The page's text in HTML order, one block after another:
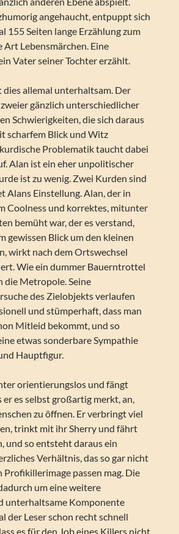
angehaucht, entpuppt sich
155 Seiten lange Erzählung zum
Art Lebensmärchen. Eine
Vater seiner Tochter erzählt.
dies allemal unterhaltsam. Der
gänzlich unterschiedlicher
Schwierigkeiten, die sich daraus
scharfem Blick und Witz
Problematik taucht dabei
Alan ist ein eher unpolitischer
ist zu wenig. Zwei Kurden sind
Alans Einstellung. Alan, der in
Coolness und korrektes, mitunter
bemüht war, der es verstand,
gewissen Blick um den kleinen
wirkt nach dem Ortswechsel
Wie ein dummer Bauerntrottel
die Metropole. Seine
des Zielobjekts verlaufen
und stümperhaft, dass man
Mitleid bekommt, und so
etwas sonderbare Sympathie
Hauptfigur.
orientierungslos und fängt
er es selbst großartig merkt, an,
zu öffnen. Er verbringt viel
trinkt mit ihr Sherry und fährt
und so entsteht daraus ein
Verhältnis, das so gar nicht
Profikillerimage passen mag. Die
um eine weitere
unterhaltsame Komponente
der Leser schon recht schnell
es für den Job eines Killers nicht